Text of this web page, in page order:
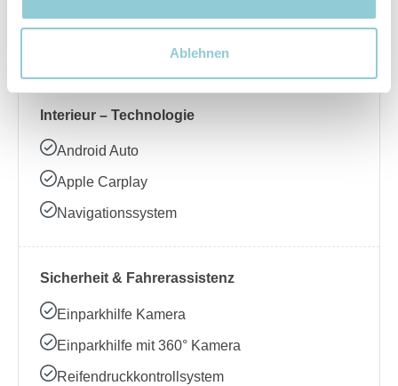
Ablehnen
Beheizbares Lenkrad
Interieur – Technologie
Android Auto
Apple Carplay
Navigationssystem
Sicherheit & Fahrerassistenz
Einparkhilfe Kamera
Einparkhilfe mit 360° Kamera
Reifendruckkontrollsystem